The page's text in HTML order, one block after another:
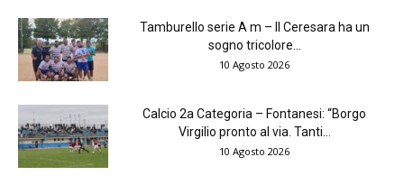
Tamburello serie A m – Il Ceresara ha un
sogno tricolore...
10 Agosto 2026
Calcio 2a Categoria – Fontanesi: “Borgo
Virgilio pronto al via. Tanti...
10 Agosto 2026